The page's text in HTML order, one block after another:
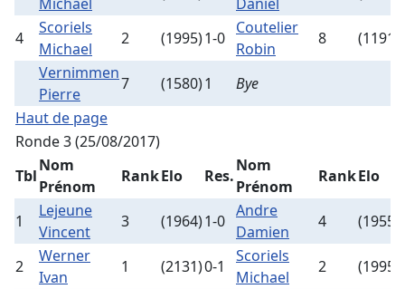
4
Scoriels
Michael
2 (1995)1-0
Coutelier
Robin
8
(1191)
Vernimmen
Pierre
7 (1580)1
Bye
Haut de page
Ronde 3 (25/08/2017)
Tbl
Nom
Prénom
RankElo Res.
Nom
Prénom
RankElo
1
Lejeune
Vincent
3 (1964)1-0
Andre
Damien
4 (1955)
2
Werner
Ivan
1 (2131)0-1
Scoriels
Michael
2 (1995)